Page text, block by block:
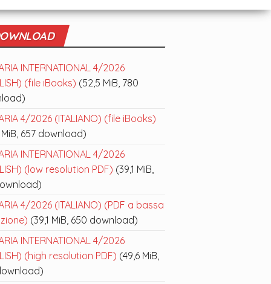
INTERNATIONAL 4/2026
(file iBooks) (52,5 MiB, 780
4/2026 (ITALIANO) (file iBooks)
657 download)
INTERNATIONAL 4/2026
(low resolution PDF) (39,1 MiB,
4/2026 (ITALIANO) (PDF a bassa
(39,1 MiB, 650 download)
INTERNATIONAL 4/2026
(high resolution PDF) (49,6 MiB,